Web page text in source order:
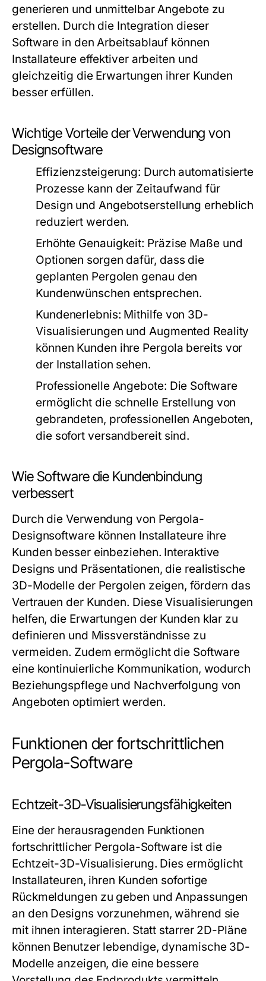
generieren und unmittelbar Angebote zu
erstellen. Durch die Integration dieser
Software in den Arbeitsablauf können
Installateure effektiver arbeiten und
gleichzeitig die Erwartungen ihrer Kunden
besser erfüllen.
Wichtige Vorteile der Verwendung von
Designsoftware
Effizienzsteigerung: Durch automatisierte
Prozesse kann der Zeitaufwand für
Design und Angebotserstellung erheblich
reduziert werden.
Erhöhte Genauigkeit: Präzise Maße und
Optionen sorgen dafür, dass die
geplanten Pergolen genau den
Kundenwünschen entsprechen.
Kundenerlebnis: Mithilfe von 3D-
Visualisierungen und Augmented Reality
können Kunden ihre Pergola bereits vor
der Installation sehen.
Professionelle Angebote: Die Software
ermöglicht die schnelle Erstellung von
gebrandeten, professionellen Angeboten,
die sofort versandbereit sind.
Wie Software die Kundenbindung
verbessert
Durch die Verwendung von Pergola-
Designsoftware können Installateure ihre
Kunden besser einbeziehen. Interaktive
Designs und Präsentationen, die realistische
3D-Modelle der Pergolen zeigen, fördern das
Vertrauen der Kunden. Diese Visualisierungen
helfen, die Erwartungen der Kunden klar zu
definieren und Missverständnisse zu
vermeiden. Zudem ermöglicht die Software
eine kontinuierliche Kommunikation, wodurch
Beziehungspflege und Nachverfolgung von
Angeboten optimiert werden.
Funktionen der fortschrittlichen
Pergola-Software
Echtzeit-3D-Visualisierungsfähigkeiten
Eine der herausragenden Funktionen
fortschrittlicher Pergola-Software ist die
Echtzeit-3D-Visualisierung. Dies ermöglicht
Installateuren, ihren Kunden sofortige
Rückmeldungen zu geben und Anpassungen
an den Designs vorzunehmen, während sie
mit ihnen interagieren. Statt starrer 2D-Pläne
können Benutzer lebendige, dynamische 3D-
Modelle anzeigen, die eine bessere